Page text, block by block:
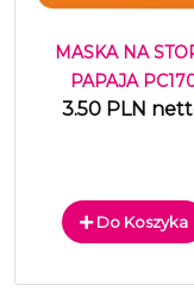
MASKA NA
PAPAJA
3.50 PLN
Do Koszyka